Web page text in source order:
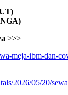
>>>
meja-ibm-dan-
2026/05/20/